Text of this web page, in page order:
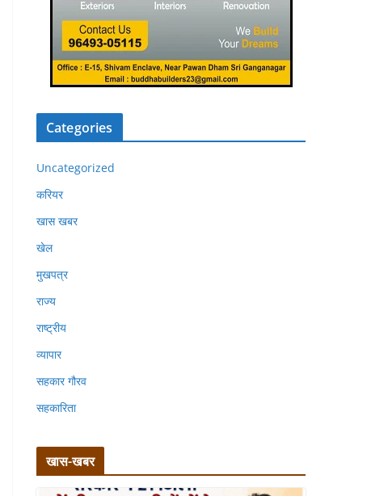
Categories
Uncategorized
करियर
खास खबर
खेल
मुखपत्र
राज्य
राष्ट्रीय
व्यापार
सहकार गौरव
सहकारिता
खास-खबर